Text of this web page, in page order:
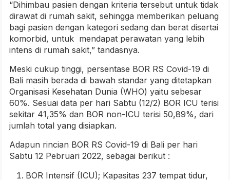
“Dihimbau pasien dengan kriteria tersebut untuk tidak
dirawat di rumah sakit, sehingga memberikan peluang
bagi pasien dengan kategori sedang dan berat disertai
komorbid, untuk mendapat perawatan yang lebih
intens di rumah sakit,” tandasnya.
Meski cukup tinggi, persentase BOR RS Covid-19 di
Bali masih berada di bawah standar yang ditetapkan
Organisasi Kesehatan Dunia (WHO) yaitu sebesar
60%. Sesuai data per hari Sabtu (12/2) BOR ICU terisi
sekitar 41,35% dan BOR non-ICU terisi 50,89%, dari
jumlah total yang disiapkan.
Adapun rincian BOR RS Covid-19 di Bali per hari
Sabtu 12 Pebruari 2022, sebagai berikut :
BOR Intensif (ICU); Kapasitas 237 tempat tidur,